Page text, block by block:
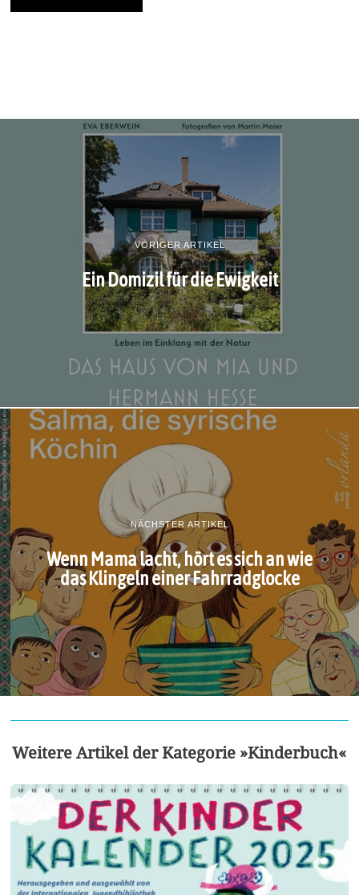
VORIGER ARTIKEL
Ein Domizil für die Ewigkeit
NÄCHSTER ARTIKEL
Wenn Mama lacht, hört es sich an wie
das Klingeln einer Fahrradglocke
Weitere Artikel der Kategorie »Kinderbuch«